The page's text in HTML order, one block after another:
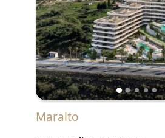
Maralto